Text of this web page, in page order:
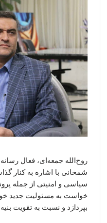
روح‌الله جمعه‌ای، فعال
شمخانی با اشاره به کنار
سیاسی و امنیتی از جمله
خواست به مسئولیت جدید
بپردازد و نسبت به تقویت